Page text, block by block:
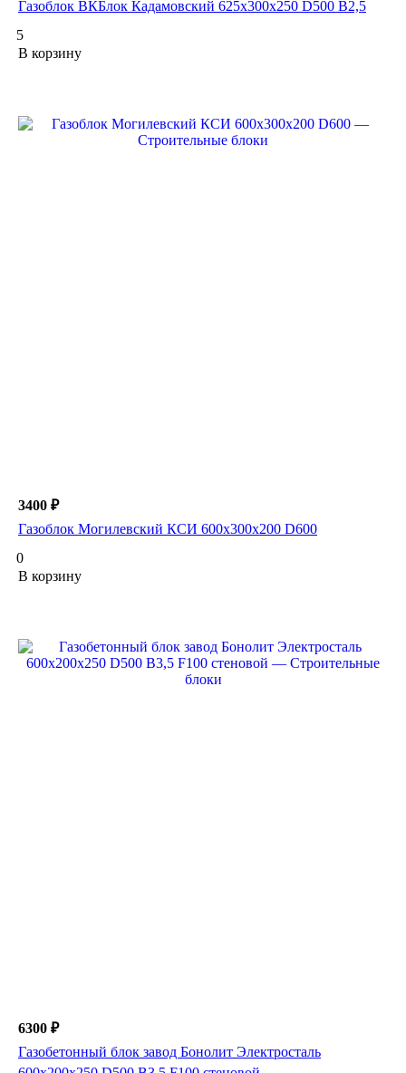
Газоблок ВКБлок Кадамовский 625х300х250 D500 B2,5
5
В корзину
3400 ₽
Газоблок Могилевский КСИ 600х300х200 D600
0
В корзину
6300 ₽
Газобетонный блок завод Бонолит Электросталь